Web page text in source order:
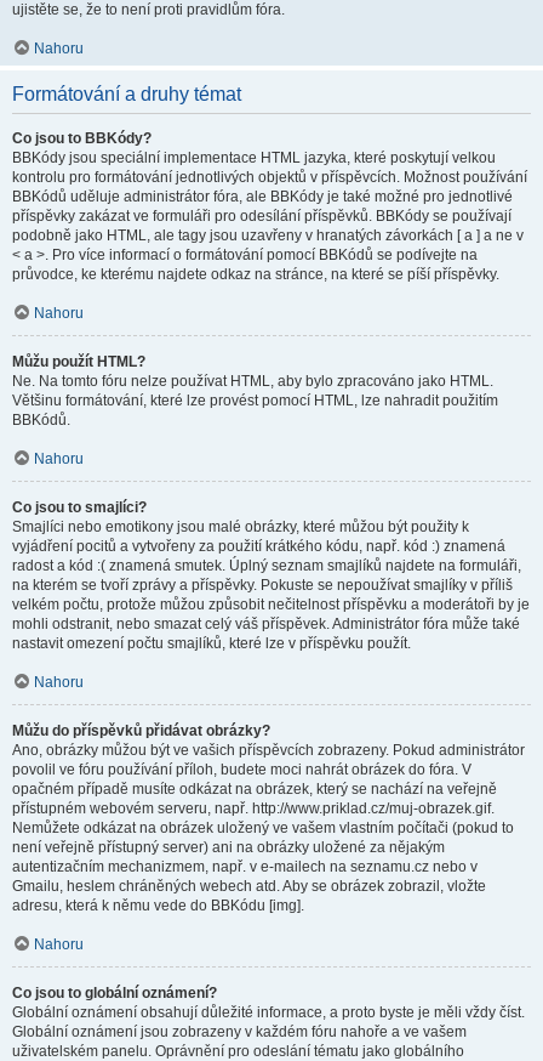
ujistěte se, že to není proti pravidlům fóra.
Nahoru
Formátování a druhy témat
Co jsou to BBKódy?
BBKódy jsou speciální implementace HTML jazyka, které poskytují velkou
kontrolu pro formátování jednotlivých objektů v příspěvcích. Možnost používání
BBKódů uděluje administrátor fóra, ale BBKódy je také možné pro jednotlivé
příspěvky zakázat ve formuláři pro odesílání příspěvků. BBKódy se používají
podobně jako HTML, ale tagy jsou uzavřeny v hranatých závorkách [ a ] a ne v
< a >. Pro více informací o formátování pomocí BBKódů se podívejte na
průvodce, ke kterému najdete odkaz na stránce, na které se píší příspěvky.
Nahoru
Můžu použít HTML?
Ne. Na tomto fóru nelze používat HTML, aby bylo zpracováno jako HTML.
Většinu formátování, které lze provést pomocí HTML, lze nahradit použitím
BBKódů.
Nahoru
Co jsou to smajlíci?
Smajlíci nebo emotikony jsou malé obrázky, které můžou být použity k
vyjádření pocitů a vytvořeny za použití krátkého kódu, např. kód :) znamená
radost a kód :( znamená smutek. Úplný seznam smajlíků najdete na formuláři,
na kterém se tvoří zprávy a příspěvky. Pokuste se nepoužívat smajlíky v příliš
velkém počtu, protože můžou způsobit nečitelnost příspěvku a moderátoři by je
mohli odstranit, nebo smazat celý váš příspěvek. Administrátor fóra může také
nastavit omezení počtu smajlíků, které lze v příspěvku použít.
Nahoru
Můžu do příspěvků přidávat obrázky?
Ano, obrázky můžou být ve vašich příspěvcích zobrazeny. Pokud administrátor
povolil ve fóru používání příloh, budete moci nahrát obrázek do fóra. V
opačném případě musíte odkázat na obrázek, který se nachází na veřejně
přístupném webovém serveru, např. http://www.priklad.cz/muj-obrazek.gif.
Nemůžete odkázat na obrázek uložený ve vašem vlastním počítači (pokud to
není veřejně přístupný server) ani na obrázky uložené za nějakým
autentizačním mechanizmem, např. v e-mailech na seznamu.cz nebo v
Gmailu, heslem chráněných webech atd. Aby se obrázek zobrazil, vložte
adresu, která k němu vede do BBKódu [img].
Nahoru
Co jsou to globální oznámení?
Globální oznámení obsahují důležité informace, a proto byste je měli vždy číst.
Globální oznámení jsou zobrazeny v každém fóru nahoře a ve vašem
uživatelském panelu. Oprávnění pro odeslání tématu jako globálního